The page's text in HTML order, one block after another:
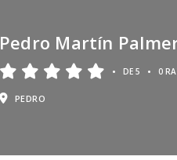
Pedro Martín
• DE 5 • 0
PEDRO